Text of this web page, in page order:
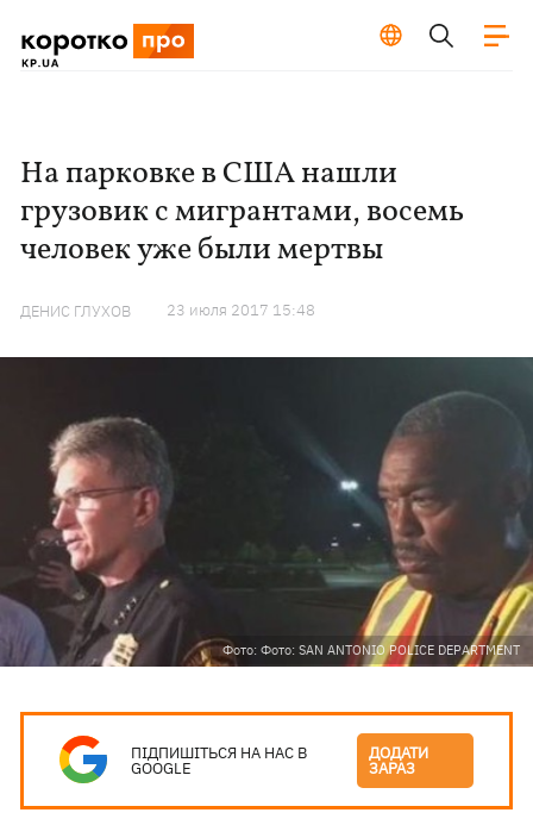
На парковке в США нашли
грузовик с мигрантами, восемь
человек уже были мертвы
ДЕНИС ГЛУХОВ 23 июля 2017 15:48
Фото: Фото: SAN ANTONIO POLICE DEPARTMENT
ПІДПИШІТЬСЯ НА НАС В
GOOGLE
ДОДАТИ
ЗАРАЗ